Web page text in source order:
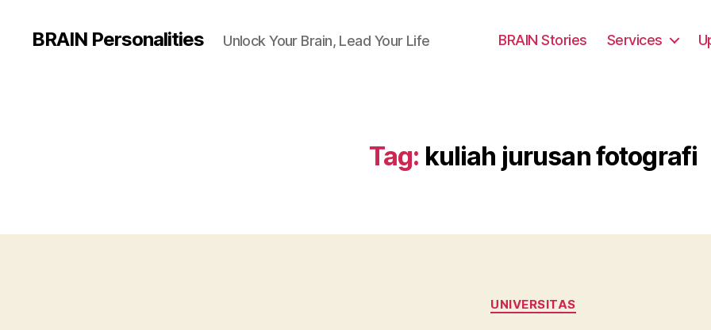
BRAIN Personalities Unlock Your Brain, Lead Your Life BRAIN Stories Services
Tag: kuliah jurusan fotografi
Categories
UNIVERSITAS